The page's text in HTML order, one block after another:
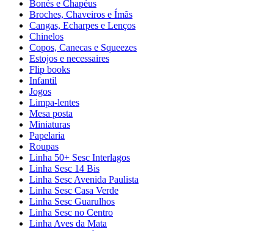
Bonés e Chapéus
Broches, Chaveiros e Ímãs
Cangas, Echarpes e Lenços
Chinelos
Copos, Canecas e Squeezes
Estojos e necessaires
Flip books
Infantil
Jogos
Limpa-lentes
Mesa posta
Miniaturas
Papelaria
Roupas
Linha 50+ Sesc Interlagos
Linha Sesc 14 Bis
Linha Sesc Avenida Paulista
Linha Sesc Casa Verde
Linha Sesc Guarulhos
Linha Sesc no Centro
Linha Aves da Mata